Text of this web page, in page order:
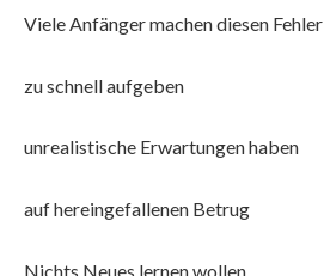
Viele Anfänger machen diesen Fehler
zu schnell aufgeben
unrealistische Erwartungen haben
auf hereingefallenen Betrug
Nichts Neues lernen wollen